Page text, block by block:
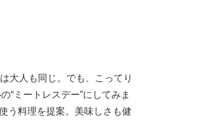
大人も同じ。でも、こってり
“ミートレスデー”にしてみま
う料理を提案。美味しさも健